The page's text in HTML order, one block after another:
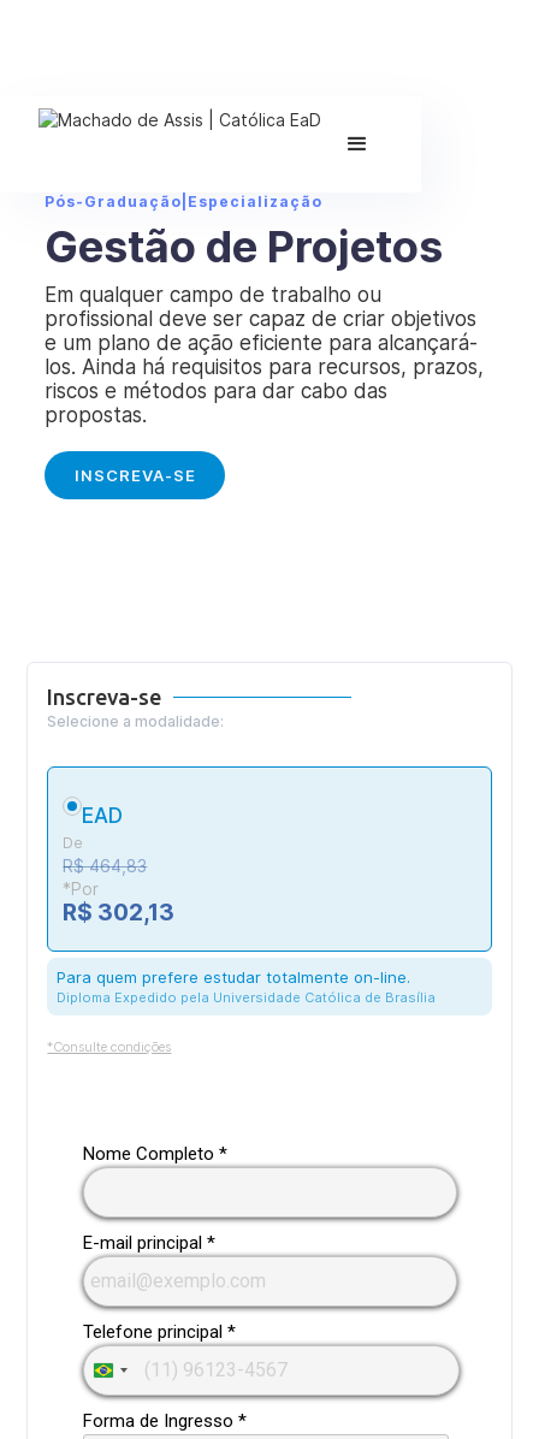
Pós-Graduação Especialização
Gestão de Projetos
Em qualquer campo de trabalho ou
profissional deve ser capaz de criar objetivos
e um plano de ação eficiente para alcançará-
los. Ainda há requisitos para recursos, prazos,
riscos e métodos para dar cabo das
propostas.
INSCREVA-SE
Inscreva-se
Selecione a modalidade:
EAD
De
R$ 464,83
*Por
R$ 302,13
Para quem prefere estudar totalmente on-line.
Diploma Expedido pela Universidade Católica de Brasília
*Consulte condições